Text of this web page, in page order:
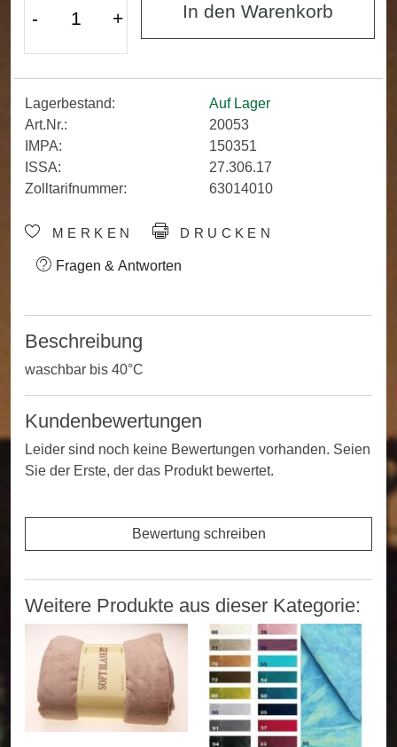
- + In den Warenkorb
Lagerbestand:
Auf Lager
Art.Nr.:
20053
IMPA:
150351
ISSA:
27.306.17
Zolltarifnummer:
63014010
MERKEN DRUCKEN
Fragen & Antworten
Beschreibung
waschbar bis 40°C
Kundenbewertungen
Leider sind noch keine Bewertungen vorhanden. Seien
Sie der Erste, der das Produkt bewertet.
Bewertung schreiben
Weitere Produkte aus dieser Kategorie: